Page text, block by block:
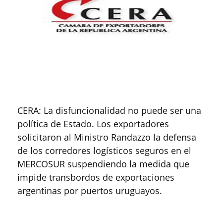
CERA: La disfuncionalidad no puede ser una
política de Estado. Los exportadores
solicitaron al Ministro Randazzo la defensa
de los corredores logísticos seguros en el
MERCOSUR suspendiendo la medida que
impide transbordos de exportaciones
argentinas por puertos uruguayos.